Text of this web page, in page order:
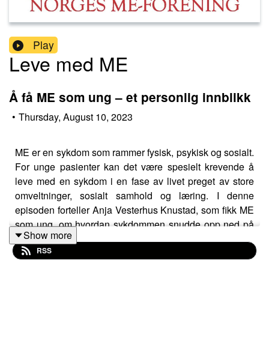
Play
Leve med ME
Å få ME som ung – et personlig innblikk
• Thursday, August 10, 2023
ME er en sykdom som rammer fysisk, psykisk og sosialt.
For unge pasienter kan det være spesielt krevende å
leve med en sykdom i en fase av livet preget av store
omveltninger, sosialt samhold og læring. I denne
episoden forteller Anja Vesterhus Knustad, som fikk ME
som ung, om hvordan sykdommen snudde opp ned på
hverdagen hennes, og deler også sine råd til unge med
ME, samt andre viktige personer og institusjoner i unges
Show more
RSS